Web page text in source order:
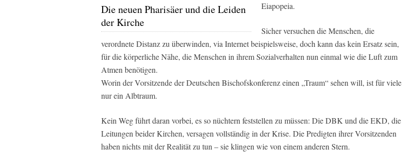
Die neuen Pharisäer und die Leiden
der Kirche
Eiapopeia.
Sicher versuchen die Menschen, die
verordnete Distanz zu überwinden, via Internet beispielsweise, doch kann das kein Ersatz sein,
für die körperliche Nähe, die Menschen in ihrem Sozialverhalten nun einmal wie die Luft zum
Atmen benötigen.
Worin der Vorsitzende der Deutschen Bischofskonferenz einen „Traum“ sehen will, ist für viele
nur ein Albtraum.
Kein Weg führt daran vorbei, es so nüchtern feststellen zu müssen: Die DBK und die EKD, die
Leitungen beider Kirchen, versagen vollständig in der Krise. Die Predigten ihrer Vorsitzenden
haben nichts mit der Realität zu tun – sie klingen wie von einem anderen Stern.